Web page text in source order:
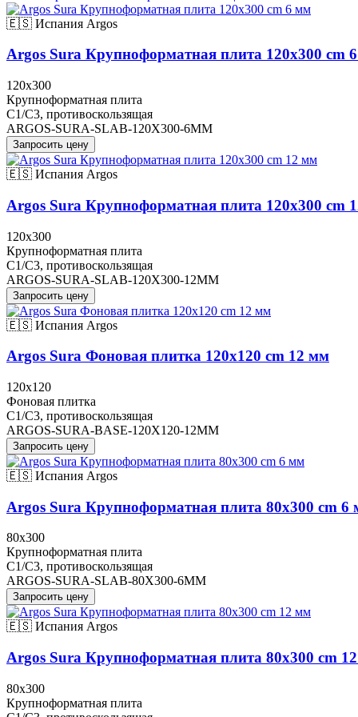
🇪🇸 Испания Argos
Argos Sura Крупноформатная плита 120x300 cm
120x300
Крупноформатная плита
C1/C3, противоскользящая
ARGOS-SURA-SLAB-120X300-6MM
Запросить цену
🇪🇸 Испания Argos
Argos Sura Крупноформатная плита 120x300 cm
120x300
Крупноформатная плита
C1/C3, противоскользящая
ARGOS-SURA-SLAB-120X300-12MM
Запросить цену
🇪🇸 Испания Argos
Argos Sura Фоновая плитка 120x120 cm 12 мм
120x120
Фоновая плитка
C1/C3, противоскользящая
ARGOS-SURA-BASE-120X120-12MM
Запросить цену
🇪🇸 Испания Argos
Argos Sura Крупноформатная плита 80x300 cm 6
80x300
Крупноформатная плита
C1/C3, противоскользящая
ARGOS-SURA-SLAB-80X300-6MM
Запросить цену
🇪🇸 Испания Argos
Argos Sura Крупноформатная плита 80x300 cm
80x300
Крупноформатная плита